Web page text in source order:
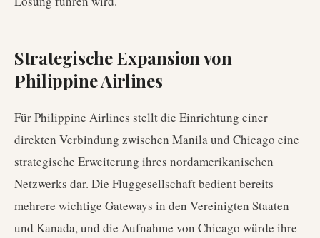
Strategische Expansion von
Philippine Airlines
Für Philippine Airlines stellt die Einrichtung einer
direkten Verbindung zwischen Manila und Chicago eine
strategische Erweiterung ihres nordamerikanischen
Netzwerks dar. Die Fluggesellschaft bedient bereits
mehrere wichtige Gateways in den Vereinigten Staaten
und Kanada, und die Aufnahme von Chicago würde ihre